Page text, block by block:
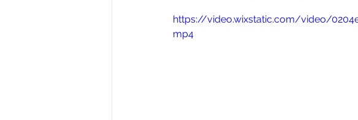
https://video.wixstatic.com/video/
mp4